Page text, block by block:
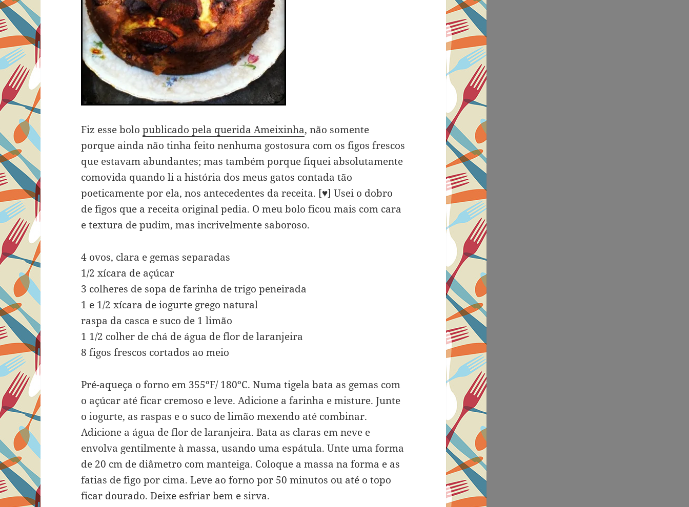
Fiz esse bolopublicado pela querida Ameixinha, não somente
porque ainda não tinha feito nenhuma gostosura com os figos frescos
que estavam abundantes; mas também porque fiquei absolutamente
comovida quando li a história dos meus gatos contada tão
poeticamente por ela, nos antecedentes da receita. [♥] Usei o dobro
de figos que a receita original pedia. O meu bolo ficou mais com cara
e textura de pudim, mas incrivelmente saboroso.
4 ovos, clara e gemas separadas
1/2 xícara de açúcar
3 colheres de sopa de farinha de trigo peneirada
1 e 1/2 xícara de iogurte grego natural
raspa da casca e suco de 1 limão
1 1/2 colher de chá de água de flor de laranjeira
8 figos frescos cortados ao meio
Pré-aqueça o forno em 355ºF/ 180ºC. Numa tigela bata as gemas com
o açúcar até ficar cremoso e leve. Adicione a farinha e misture. Junte
o iogurte, as raspas e o suco de limão mexendo até combinar.
Adicione a água de flor de laranjeira. Bata as claras em neve e
envolva gentilmente à massa, usando uma espátula. Unte uma forma
de 20 cm de diâmetro com manteiga. Coloque a massa na forma e as
fatias de figo por cima. Leve ao forno por 50 minutos ou até o topo
ficar dourado. Deixe esfriar bem e sirva.